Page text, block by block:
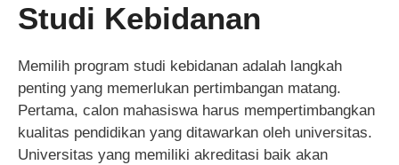
Studi Kebidanan
Memilih program studi kebidanan adalah langkah
penting yang memerlukan pertimbangan matang.
Pertama, calon mahasiswa harus mempertimbangkan
kualitas pendidikan yang ditawarkan oleh universitas.
Universitas yang memiliki akreditasi baik akan